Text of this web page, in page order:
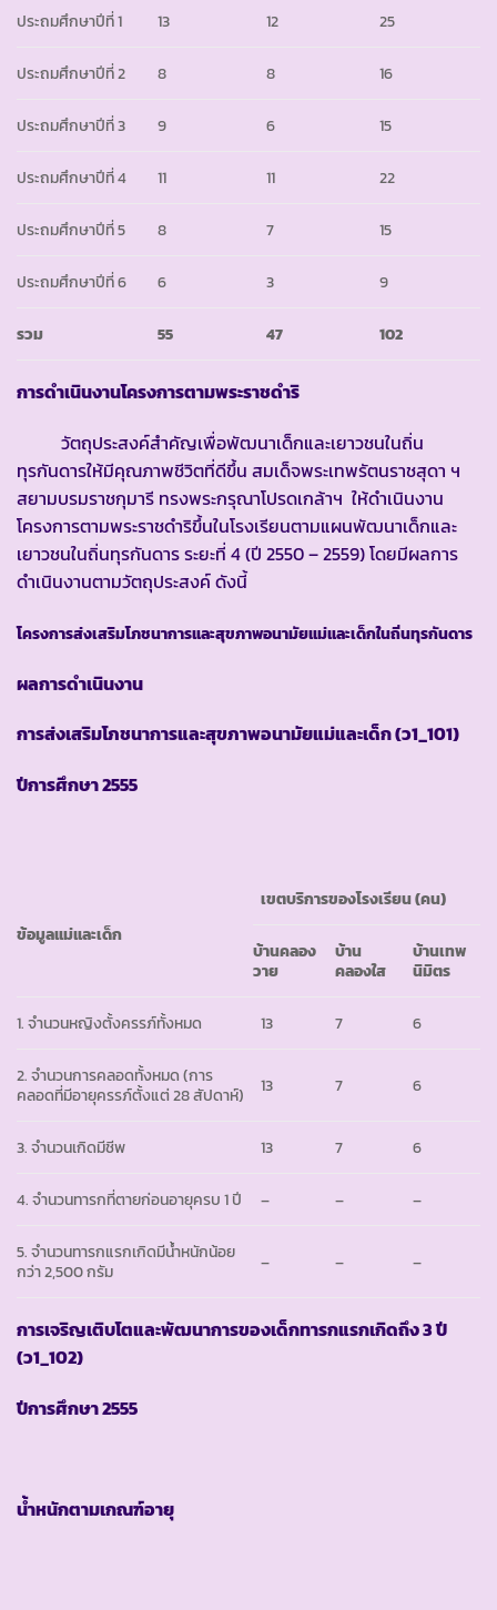
ประถมศึกษาปีที่ 1 13 12 25
ประถมศึกษาปีที่ 2 8 8 16
ประถมศึกษาปีที่ 3 9 6 15
ประถมศึกษาปีที่ 4 11 11 22
ประถมศึกษาปีที่ 5 8 7 15
ประถมศึกษาปีที่ 6 6 3 9
รวม 55 47 102
การดำเนินงานโครงการตามพระราชดำริ
วัตถุประสงค์สำคัญเพื่อพัฒนาเด็กและเยาวชนในถิ่น
ทุรกันดารให้มีคุณภาพชีวิตที่ดีขึ้น สมเด็จพระเทพรัตนราชสุดา ฯ
สยามบรมราชกุมารี ทรงพระกรุณาโปรดเกล้าฯ ให้ดำเนินงาน
โครงการตามพระราชดำริขึ้นในโรงเรียนตามแผนพัฒนาเด็กและ
เยาวชนในถิ่นทุรกันดาร ระยะที่ 4 (ปี 2550 – 2559) โดยมีผลการ
ดำเนินงานตามวัตถุประสงค์ ดังนี้
โครงการส่งเสริมโภชนาการและสุขภาพอนามัยแม่และเด็กในถิ่นทุรกันดาร
ผลการดำเนินงาน
การส่งเสริมโภชนาการและสุขภาพอนามัยแม่และเด็ก(ว1_101)
ปีการศึกษา2555
ข้อมูลแม่และเด็ก
เขตบริการของโรงเรียน(คน)
บ้านคลอง
วาย
บ้าน
คลองใส
บ้านเทพ
นิมิตร
1. จำนวนหญิงตั้งครรภ์ทั้งหมด 13 7 6
2. จำนวนการคลอดทั้งหมด (การ
คลอดที่มีอายุครรภ์ตั้งแต่ 28 สัปดาห์)
13 7 6
3. จำนวนเกิดมีชีพ 13 7 6
4. จำนวนทารกที่ตายก่อนอายุครบ 1 ปี – – –
5. จำนวนทารกแรกเกิดมีน้ำหนักน้อย
กว่า 2,500 กรัม
– – –
การเจริญเติบโตและพัฒนาการของเด็กทารกแรกเกิดถึง3 ปี
(ว1_102)
ปีการศึกษา2555
น้ำหนักตามเกณฑ์อายุ